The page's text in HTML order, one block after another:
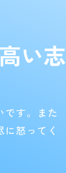
い志
です。また
怒ってく